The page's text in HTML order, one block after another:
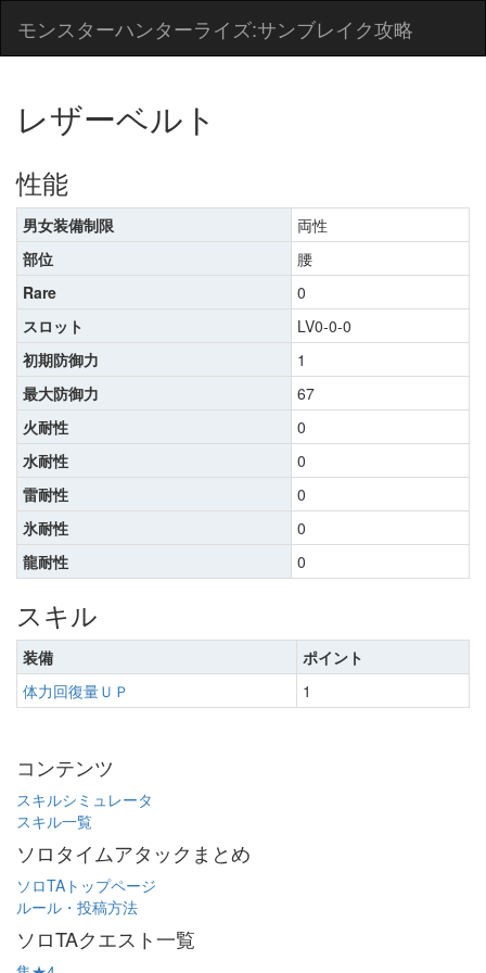
モンスターハンターライズ:サンブレイク攻略
レザーベルト
性能
男女装備制限
両性
部位
腰
Rare
0
スロット
LV0-0-0
初期防御力
1
最大防御力
67
火耐性
0
水耐性
0
雷耐性
0
氷耐性
0
龍耐性
0
スキル
装備
ポイント
体力回復量ＵＰ
1
コンテンツ
スキルシミュレータ
スキル一覧
ソロタイムアタックまとめ
ソロTAトップページ
ルール・投稿方法
ソロTAクエスト一覧